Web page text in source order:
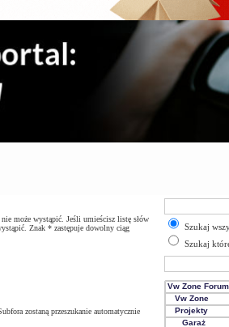
może wystąpić. Jeśli umieścisz listę słów
Znak * zastępuje dowolny ciąg
Szukaj
Szukaj
zostaną przeszukanie automatycznie